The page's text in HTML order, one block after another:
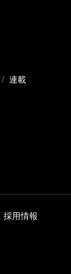
連載
採用情報